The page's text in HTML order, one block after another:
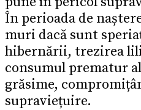
În perioada de
muri dacă sunt
hibernării, trezirea
consumul prematur
grăsime,
supraviețuire.